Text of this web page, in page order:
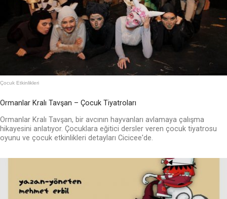
Çocuk Etkinlikleri
Ormanlar Kralı Tavşan – Çocuk Tiyatroları
Ormanlar Kralı Tavşan, bir avcının hayvanları avlamaya çalışma
hikayesini anlatıyor. Çocuklara eğitici dersler veren çocuk tiyatrosu
oyunu ve çocuk etkinlikleri detayları Cicicee'de.